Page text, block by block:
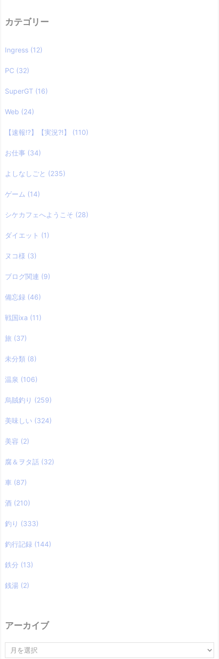
カテゴリー
Ingress (12)
PC (32)
SuperGT (16)
Web (24)
【速報!?】【実況?!】 (110)
お仕事 (34)
よしなしごと (235)
ゲーム (14)
シケカフェへようこそ (28)
ダイエット (1)
ヌコ様 (3)
ブログ関連 (9)
備忘録 (46)
戦国ixa (11)
旅 (37)
未分類 (8)
温泉 (106)
烏賊釣り (259)
美味しい (324)
美容 (2)
腐＆ヲタ話 (32)
車 (87)
酒 (210)
釣り (333)
釣行記録 (144)
鉄分 (13)
銭湯 (2)
アーカイブ
ー